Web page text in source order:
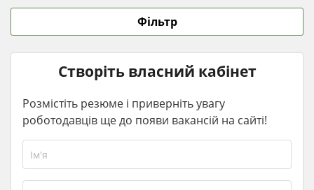
Фільтр
Створіть власний кабінет
Розмістіть резюме і приверніть увагу
роботодавців ще до появи вакансій на сайті!